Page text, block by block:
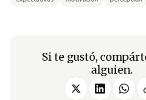
Si te gustó,
alguien.